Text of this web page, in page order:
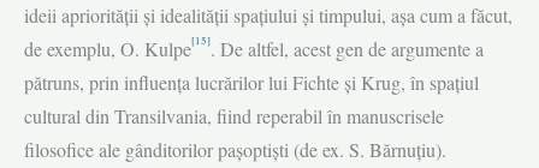
ideii aprio­rității și idealității spațiului și timpului, așa cum a făcut,
de exemplu, O. Kulpe[15]. De altfel, acest gen de argumente a
pătruns, prin influența lucrărilor lui Fichte și Krug, în spațiul
cultural din Transilvania, fiind reperabil în manuscrisele
filosofice ale gânditorilor pașoptiști (de ex. S. Bărnuțiu).